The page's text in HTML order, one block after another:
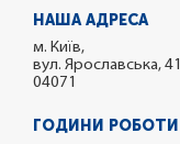
НАША АДРЕСА
м. Київ,
вул. Ярославська,
04071
ГОДИНИ РОБОТИ